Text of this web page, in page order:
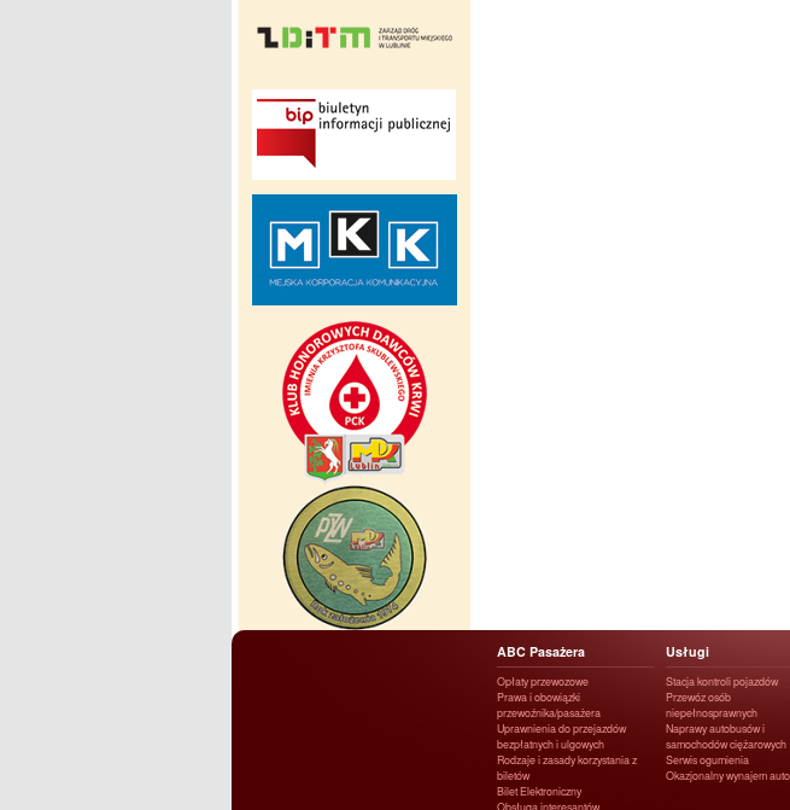
ABC Pasażera
Opłaty przewozowe
Prawa i obowiązki
przewoźnika/pasażera
Uprawnienia do przejazdów
bezpłatnych i ulgowych
Rodzaje i zasady korzystania z
biletów
Bilet Elektroniczny
Usługi
Stacja kontroli pojazdów
Przewóz osób
niepełnosprawnych
Naprawy autobusów i
samochodów ciężarowych
Serwis ogumienia
Okazjonalny wynajem